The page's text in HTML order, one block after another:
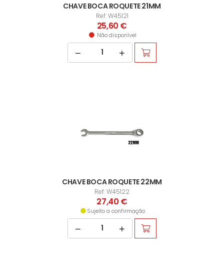
CHAVE BOCA ROQUETE 21MM
Ref: W45121
25,60 €
Não disponível
CHAVE BOCA ROQUETE 22MM
Ref: W45122
27,40 €
Sujeito a confirmação